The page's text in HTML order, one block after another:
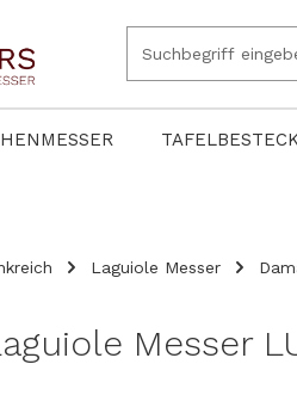
Laguiole Messer
Messer